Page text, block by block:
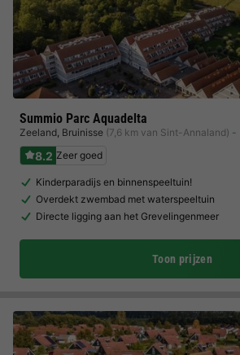
Summio Parc Aquadelta
Zeeland, Bruinisse (7,6 km van Sint-Annaland)
8.2 Zeer goed
Kinderparadijs en binnenspeeltuin!
Overdekt zwembad met waterspeeltuin
Directe ligging aan het Grevelingenmeer
Toon prijzen